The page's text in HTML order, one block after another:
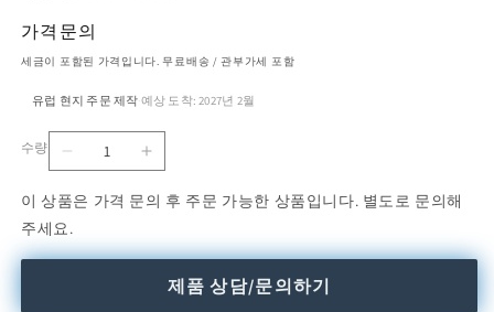
가격문의
세금이 포함된 가격입니다. 무료배송 / 관부가세 포함
유럽 현지 주문 제작 예상 도착: 2027년 2월
량
수량
Shine
for
Stackable
Sunbed
Shine
for
Sunbed
(Request
Info)
이 상품은 가격 문의 후 주문 가능한 상품입니다. 별도로 문의해
주세요.
제품 상담/문의하기